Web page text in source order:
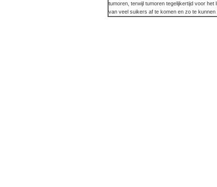
tumoren, terwijl tumoren tegelijkertijd voor
van veel suikers af te komen en zo te kunnen